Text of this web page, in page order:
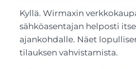
Kyllä. Wirmaxin
sähköasentajan helposti
ajankohdalle. Näet
tilauksen vahvistamista.